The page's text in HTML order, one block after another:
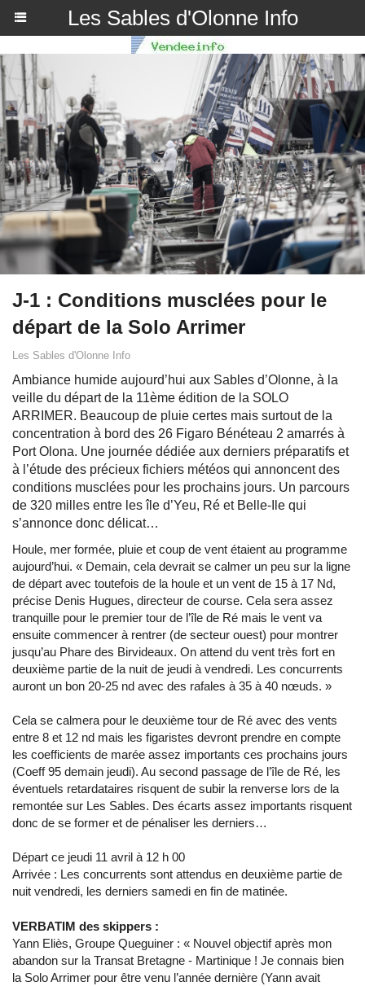
Les Sables d'Olonne Info
J-1 : Conditions musclées pour le
départ de la Solo Arrimer
Les Sables d'Olonne Info
Ambiance humide aujourd’hui aux Sables d’Olonne, à la
veille du départ de la 11ème édition de la SOLO
ARRIMER. Beaucoup de pluie certes mais surtout de la
concentration à bord des 26 Figaro Bénéteau 2 amarrés à
Port Olona. Une journée dédiée aux derniers préparatifs et
à l’étude des précieux fichiers météos qui annoncent des
conditions musclées pour les prochains jours. Un parcours
de 320 milles entre les île d’Yeu, Ré et Belle-Ile qui
s’annonce donc délicat…
Houle, mer formée, pluie et coup de vent étaient au programme
aujourd’hui. « Demain, cela devrait se calmer un peu sur la ligne
de départ avec toutefois de la houle et un vent de 15 à 17 Nd,
précise Denis Hugues, directeur de course. Cela sera assez
tranquille pour le premier tour de l’île de Ré mais le vent va
ensuite commencer à rentrer (de secteur ouest) pour montrer
jusqu’au Phare des Birvideaux. On attend du vent très fort en
deuxième partie de la nuit de jeudi à vendredi. Les concurrents
auront un bon 20-25 nd avec des rafales à 35 à 40 nœuds. »
Cela se calmera pour le deuxième tour de Ré avec des vents
entre 8 et 12 nd mais les figaristes devront prendre en compte
les coefficients de marée assez importants ces prochains jours
(Coeff 95 demain jeudi). Au second passage de l’île de Ré, les
éventuels retardataires risquent de subir la renverse lors de la
remontée sur Les Sables. Des écarts assez importants risquent
donc de se former et de pénaliser les derniers…
Départ ce jeudi 11 avril à 12 h 00
Arrivée : Les concurrents sont attendus en deuxième partie de
nuit vendredi, les derniers samedi en fin de matinée.
VERBATIM des skippers :
Yann Eliès, Groupe Queguiner : « Nouvel objectif après mon
abandon sur la Transat Bretagne - Martinique ! Je connais bien
la Solo Arrimer pour être venu l’année dernière (Yann avait